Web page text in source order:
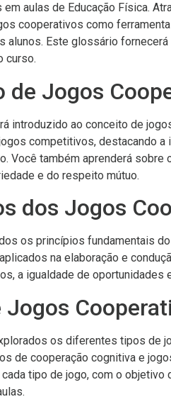
aulas de Educação Física.
cooperativos como
alunos. Este glossário
curso.
de Jogos
introduzido ao conceito de
competitivos, destacando a
Você também aprenderá
e do respeito mútuo.
dos Jogos
os princípios fundamentais
na elaboração e
a igualdade de oportunidades
Jogos
os diferentes tipos de
de cooperação cognitiva e
tipo de jogo, com o